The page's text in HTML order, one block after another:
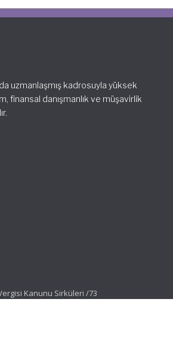
uzmanlaşmış kadrosuyla yüksek
finansal danışmanlık ve müşavirlik
Kanunu Sirküleri /73